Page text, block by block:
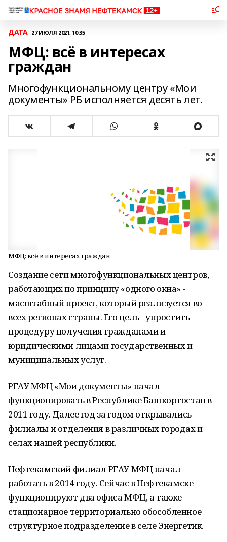
ДАТА 27 ИЮЛЯ 2021, 10:35
МФЦ: всё в интересах
граждан
Многофункциональному центру «Мои
документы» РБ исполняется десять лет.
МФЦ: всё в интересах граждан
Создание сети многофункциональных центров,
работающих по принципу «одного окна» -
масштабный проект, который реализуется во
всех регионах страны. Его цель - упростить
процедуру получения гражданами и
юридическими лицами государственных и
муниципальных услуг.
РГАУ МФЦ «Мои документы» начал
функционировать в Республике Башкортостан в
2011 году. Далее год за годом открывались
филиалы и отделения в различных городах и
селах нашей республики.
Нефтекамский филиал РГАУ МФЦ начал
работать в 2014 году. Сейчас в Нефтекамске
функционируют два офиса МФЦ, а также
стационарное территориально обособленное
структурное подразделение в селе Энергетик.